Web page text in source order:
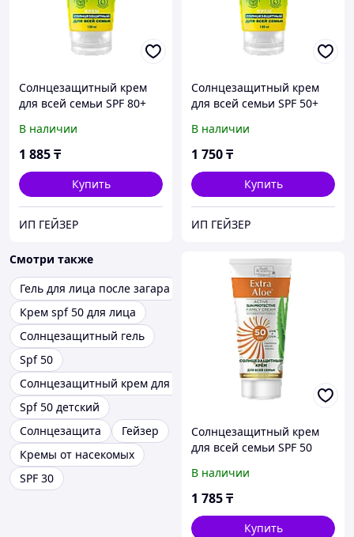
Солнцезащитный крем
для всей семьи SPF 80+
В наличии
1 885₸
Купить
ИП ГЕЙЗЕР
Солнцезащитный крем
для всей семьи SPF 50+
В наличии
1 750₸
Купить
ИП ГЕЙЗЕР
Смотри также
Гель для лица после загара
Крем spf 50 для лица
Солнцезащитный гель
Spf 50
Солнцезащитный крем для лица spf50
Spf 50 детский
Солнцезащита
Гейзер
Кремы от насекомых
SPF 30
Солнцезащитный крем
для всей семьи SPF 50
В наличии
1 785₸
Купить